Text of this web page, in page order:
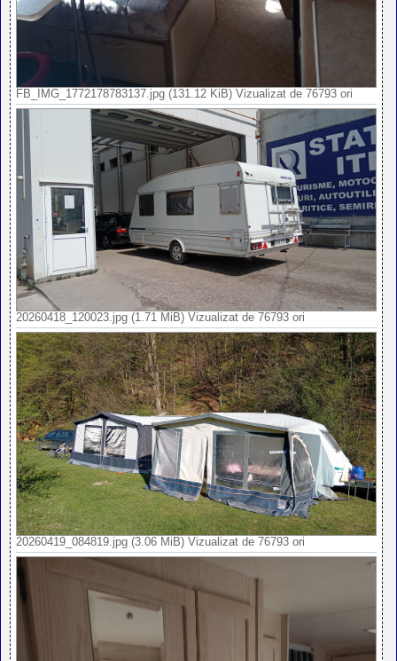
FB_IMG_1772178783137.jpg (131.12 KiB) Vizualizat de 76793 ori
20260418_120023.jpg (1.71 MiB) Vizualizat de 76793 ori
20260419_084819.jpg (3.06 MiB) Vizualizat de 76793 ori